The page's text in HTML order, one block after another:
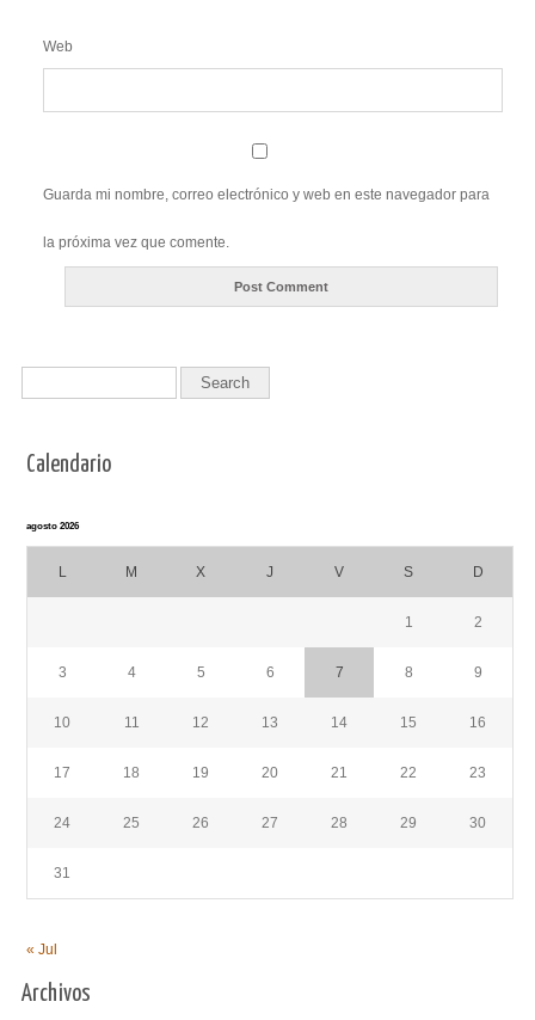
Web
Guarda mi nombre, correo electrónico y web en este navegador para
la próxima vez que comente.
Calendario
agosto 2026
L M X J V S D
1 2
3 4 5 6 7 8 9
10 11 12 13 14 15 16
17 18 19 20 21 22 23
24 25 26 27 28 29 30
31
« Jul
Archivos